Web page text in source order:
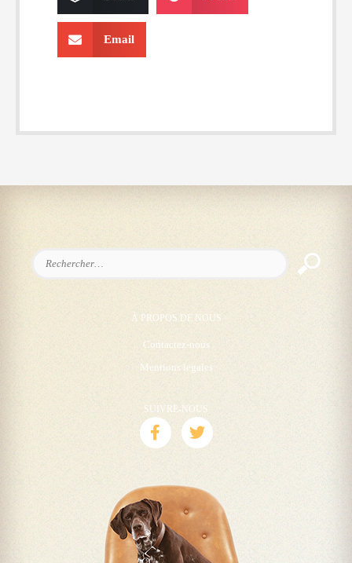
Email
Rechercher :
À PROPOS DE NOUS
Contactez-nous
Mentions legales
SUIVRE-NOUS